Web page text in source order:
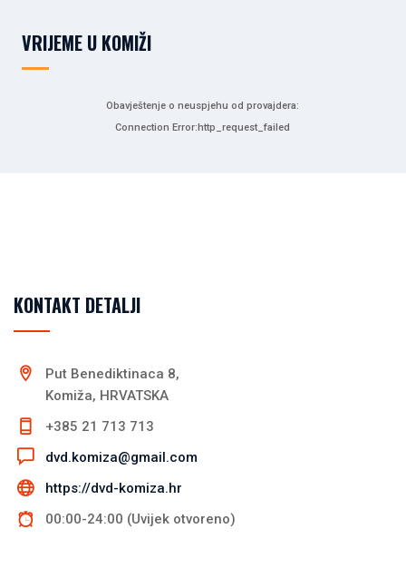
VRIJEME U KOMIŽI
Obavještenje o neuspjehu od provajdera:
Connection Error:http_request_failed
KONTAKT DETALJI
Put Benediktinaca 8,
Komiža, HRVATSKA
+385 21 713 713
dvd.komiza@gmail.com
https://dvd-komiza.hr
00:00-24:00 (Uvijek otvoreno)